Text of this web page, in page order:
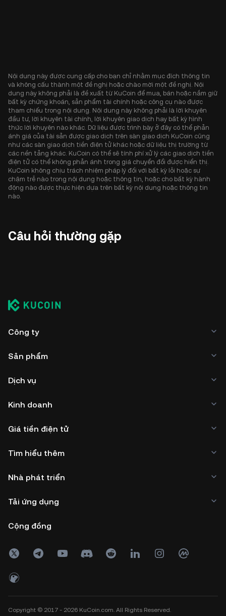
Nội dung này được cung cấp cho bạn chỉ nhằm mục đích thông tin
và không cấu thành một đề nghị hoặc chào mời một đề nghị. Nội
dung này không phải là đề xuất từ KuCoin để mua, bán hoặc nắm giữ
bất kỳ chứng khoán, sản phẩm tài chính hoặc công cụ nào được
tham chiếu trong nội dung. Nội dung này không phải là lời khuyên
đầu tư, lời khuyên tài chính, lời khuyên giao dịch hay bất kỳ hình
thức lời khuyên nào khác. Dữ liệu được trình bày ở đây có thể phản
ánh giá của tài sản được giao dịch trên sàn giao dịch KuCoin cũng
như các sàn giao dịch tiền điện tử khác hoặc dữ liệu thị trường từ
các nền tảng khác. KuCoin có thể sẽ tính phí xử lý các giao dịch tiền
điện tử có thể không phản ánh trong giá chuyển đổi được hiển thị.
KuCoin không chịu trách nhiệm pháp lý đối với bất kỳ lỗi hoặc sự
chậm trễ nào trong nội dung hoặc thông tin, hoặc cho bất kỳ hành
động nào được thực hiện dựa trên bất kỳ nội dung hoặc thông tin
nào.
Câu hỏi thường gặp
Công ty
Sản phẩm
Dịch vụ
Kinh doanh
Giá tiền điện tử
Tìm hiểu thêm
Nhà phát triển
Tải ứng dụng
Cộng đồng
Copyright © 2017 - 2026 KuCoin.com. All Rights Reserved.